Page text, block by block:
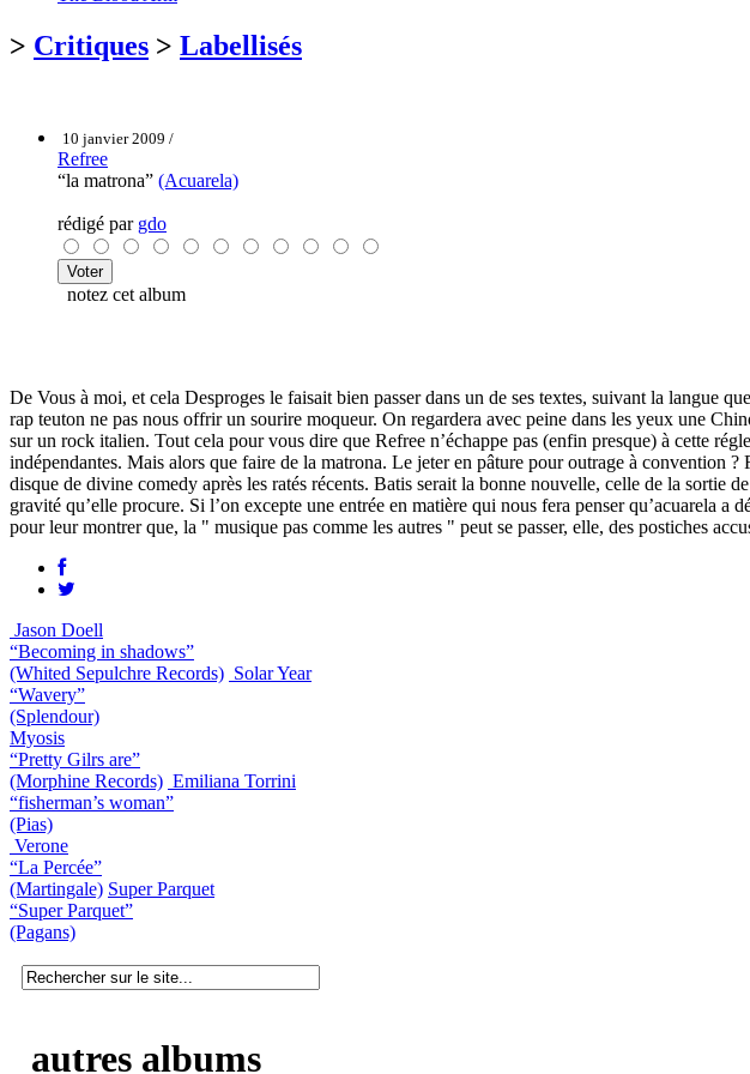
> Critiques > Labellisés
10 janvier 2009 /
Refree
“la matrona” (Acuarela)
rédigé par gdo
notez cet album
De Vous à moi, et cela Desproges le faisait bien passer dans un de ses textes, suivant la langue
rap teuton ne pas nous offrir un sourire moqueur. On regardera avec peine dans les yeux une
sur un rock italien. Tout cela pour vous dire que Refree n’échappe pas (enfin presque) à cette
indépendantes. Mais alors que faire de la matrona. Le jeter en pâture pour outrage à convention
disque de divine comedy après les ratés récents. Batis serait la bonne nouvelle, celle de la sortie
gravité qu’elle procure. Si l’on excepte une entrée en matière qui nous fera penser qu’acuarela
pour leur montrer que, la " musique pas comme les autres " peut se passer, elle, des postiches
Jason Doell
“Becoming in shadows”
(Whited Sepulchre Records) Solar Year
“Wavery”
(Splendour)
Myosis
“Pretty Gilrs are”
(Morphine Records) Emiliana Torrini
“fisherman’s woman”
(Pias)
Verone
“La Percée”
(Martingale) Super Parquet
“Super Parquet”
(Pagans)
autres albums